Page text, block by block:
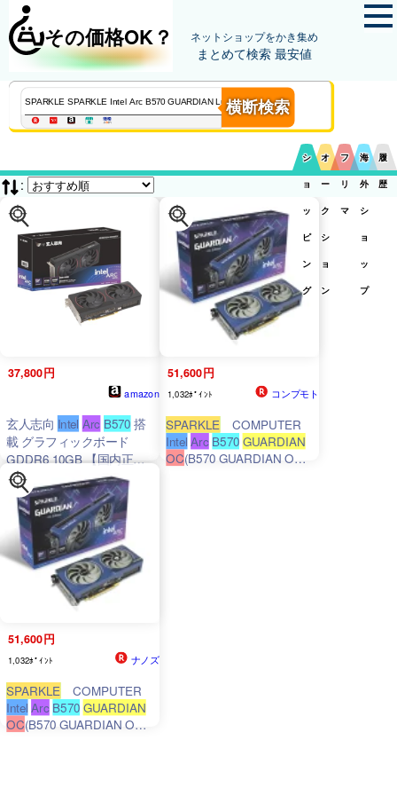
その価格OK？ ネットショップをかき集め
まとめて検索 最安値
横断検索
シ
ョ
ッ
ピ
ン
グ
オ
ー
ク
シ
ョ
ン
フ
リ
マ
海
外
シ
ョ
ッ
プ
履
歴
:
37,800円
amazon
玄人志向 Intel Arc B570 搭
載 グラフィックボード
GDDR6 10GB 【国内正規
代理店品】 AR-B570D6-
E10GB/DF
51,600円
1,032ﾎﾟｲﾝﾄ コンプモト
SPARKLE COMPUTER
Intel Arc B570 GUARDIAN
OC(B570 GUARDIAN OC
51,600円
1,032ﾎﾟｲﾝﾄ ナノズ
SPARKLE COMPUTER
Intel Arc B570 GUARDIAN
OC(B570 GUARDIAN OC